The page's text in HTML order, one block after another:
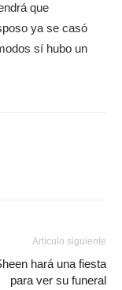
que
ya se casó
sí hubo un
Artículo siguiente
hará una fiesta
para ver su funeral